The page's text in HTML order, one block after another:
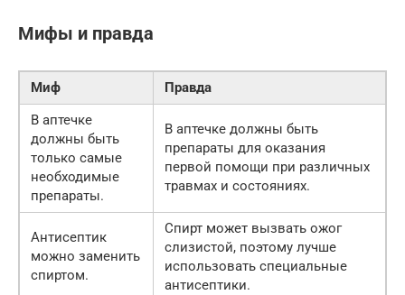
Мифы и правда
Миф
Правда
В аптечке
должны быть
только самые
необходимые
препараты.
В аптечке должны быть
препараты для оказания
первой помощи при различных
травмах и состояниях.
Антисептик
можно заменить
спиртом.
Спирт может вызвать ожог
слизистой, поэтому лучше
использовать специальные
антисептики.